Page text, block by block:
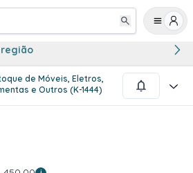
de Móveis, Eletros,
e Outros (K-1444)